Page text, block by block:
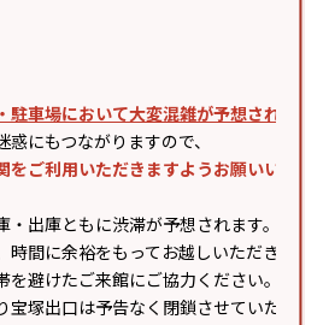
駐車場において大変混雑が予想されます
にもつながりますので、
をご利用いただきますようお願いいたし
出庫ともに渋滞が予想されます。
間に余裕をもってお越しいただき、
避けたご来館にご協力ください。
宝塚出口は予告なく閉鎖させていただく
合があります。
だく場合があります。
ン等、撮影機材での録画・録音
合を除き固くお断りします。
アによる撮影によりお客様が映り
ビ・WEB等に露出・掲載される
了承ください。
イガーデンの噴水を停止するこ